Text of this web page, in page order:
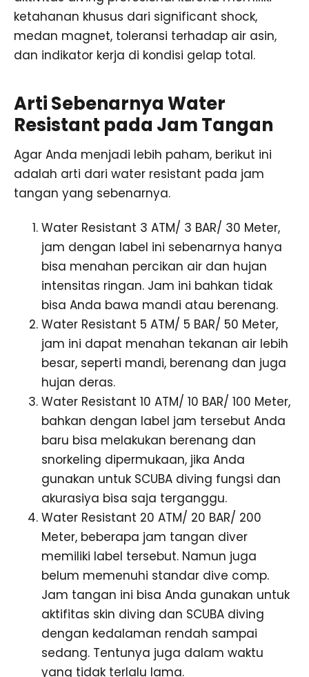
ketahanan khusus dari significant shock,
medan magnet, toleransi terhadap air asin,
dan indikator kerja di kondisi gelap total.
Arti Sebenarnya Water
Resistant pada Jam Tangan
Agar Anda menjadi lebih paham, berikut ini
adalah arti dari water resistant pada jam
tangan yang sebenarnya.
Water Resistant 3 ATM/ 3 BAR/ 30 Meter,
jam dengan label ini sebenarnya hanya
bisa menahan percikan air dan hujan
intensitas ringan. Jam ini bahkan tidak
bisa Anda bawa mandi atau berenang.
Water Resistant 5 ATM/ 5 BAR/ 50 Meter,
jam ini dapat menahan tekanan air lebih
besar, seperti mandi, berenang dan juga
hujan deras.
Water Resistant 10 ATM/ 10 BAR/ 100 Meter,
bahkan dengan label jam tersebut Anda
baru bisa melakukan berenang dan
snorkeling dipermukaan, jika Anda
gunakan untuk SCUBA diving fungsi dan
akurasiya bisa saja terganggu.
Water Resistant 20 ATM/ 20 BAR/ 200
Meter, beberapa jam tangan diver
memiliki label tersebut. Namun juga
belum memenuhi standar dive comp.
Jam tangan ini bisa Anda gunakan untuk
aktifitas skin diving dan SCUBA diving
dengan kedalaman rendah sampai
sedang. Tentunya juga dalam waktu
yang tidak terlalu lama.